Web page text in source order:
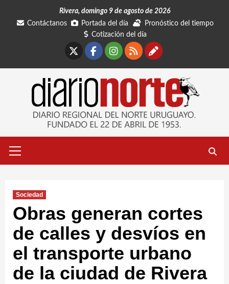
Rivera, domingo 9 de agosto de 2026
Contáctanos
Portada del día
Pronóstico del tiempo
Cotización del día
Facebook
Instagram
RSSContáctanos
primario
Sociedad
Obras generan cortes
de calles y desvíos en
el transporte urbano
de la ciudad de Rivera